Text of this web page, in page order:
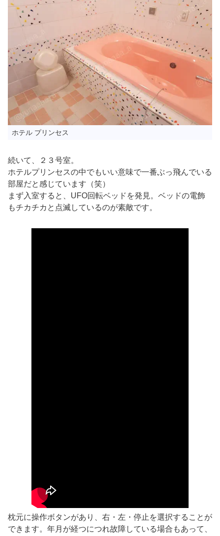
ホテル プリンセス
続いて、２３号室。
ホテルプリンセスの中でもいい意味で一番ぶっ飛んでいる
部屋だと感じています（笑）
まず入室すると、UFO回転ベッドを発見。ベッドの電飾
もチカチカと点滅しているのが素敵です。
枕元に操作ボタンがあり、右・左・停止を選択することが
できます。年月が経つにつれ故障している場合もあって、